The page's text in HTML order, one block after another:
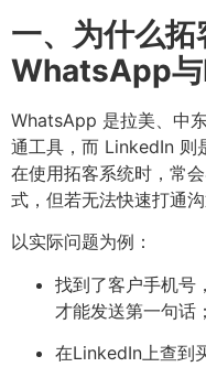
一、为什么
WhatsApp
WhatsApp 是拉美、中
通工具，而 LinkedIn 则
在使用拓客系统时，常
式，但若无法快速打通
以实际问题为例：
找到了客户手机号
才能发送第一句话；
在LinkedIn上查到